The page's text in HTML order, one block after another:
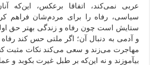
عربی نمی‌کند، اتفاقا برعکس، این‌که
سیاسی، رفاه را برای مردم‌شان فراهم
ستایش است چون رفاه و زندگی بهتر حق
و آدمی به دنبال آن؛ اگر ملتی حس کند
مهاجرت می‌زند و سعی می‌کند نکات مثبت
بیآموزند و نه این‌که بر طبل غیرت بکوبد و